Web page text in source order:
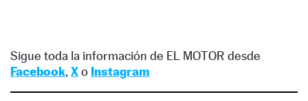
Sigue toda la información de EL MOTOR desde
Facebook, Xo Instagram